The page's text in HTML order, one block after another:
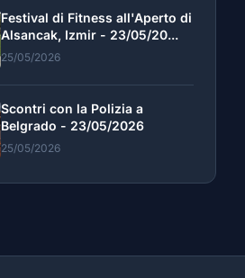
Festival di Fitness all'Aperto di
Alsancak, Izmir - 23/05/20...
25/05/2026
Scontri con la Polizia a
Belgrado - 23/05/2026
25/05/2026